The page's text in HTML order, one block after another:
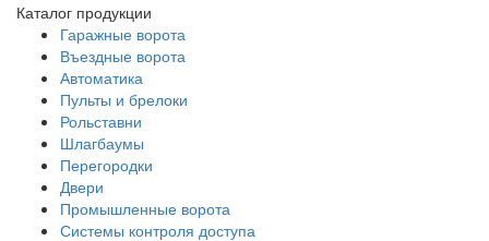
Каталог продукции
Гаражные ворота
Въездные ворота
Автоматика
Пульты и брелоки
Рольставни
Шлагбаумы
Перегородки
Двери
Промышленные ворота
Системы контроля доступа